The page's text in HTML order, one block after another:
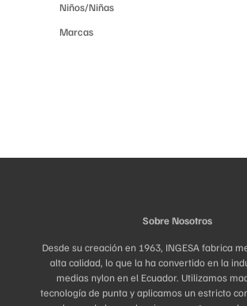
Niños/Niñas
Marcas
Sobre Nosotros
Desde su creación en 1963, INGESA fabrica
alta calidad, lo que la ha convertido en la
medias nylon en el Ecuador. Utilizamos
tecnología de punta y aplicamos un estricto